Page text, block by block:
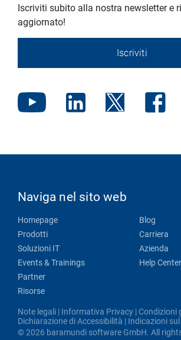
Iscriviti subito alla nostra newsletter e
aggiornato!
Iscriviti
Naviga nel sito web
Homepage
Prodotti
Soluzioni IT
Events & Trainings
Partner
Risorse
Blog
Carriera
Azienda
Help Center
Note legali | Informativa Privacy | Condizioni
Dichiarazione di Accessibilità | Indicazioni
© 2026 baramundi software GmbH. All